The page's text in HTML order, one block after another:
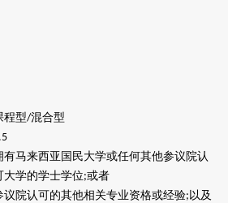
程型/混合型
有马来西亚国民大学或任何其他参议院认
大学的学士学位;或者
议院认可的其他相关专业资格或经验;以及